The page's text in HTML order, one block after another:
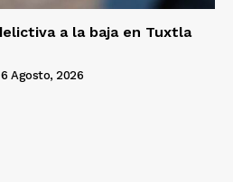
a la baja en Tuxtla
6 Agosto, 2026